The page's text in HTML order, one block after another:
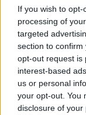
If you wish to
processing of
targeted
section to
opt-out request is
interest-based
us or personal
your opt-out. You
disclosure of
Η προθεσμία
Τετάρτη, 11
Παρασκευή, 20
ΔείτεΕΔΩτην